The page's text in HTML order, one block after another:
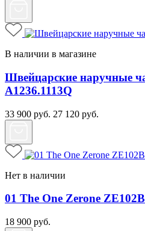
В наличии в магазине
Швейцарские наручные
A1236.1113Q
33 900 руб. 27 120 руб.
Нет в наличии
01 The One Zerone
18 900 руб.